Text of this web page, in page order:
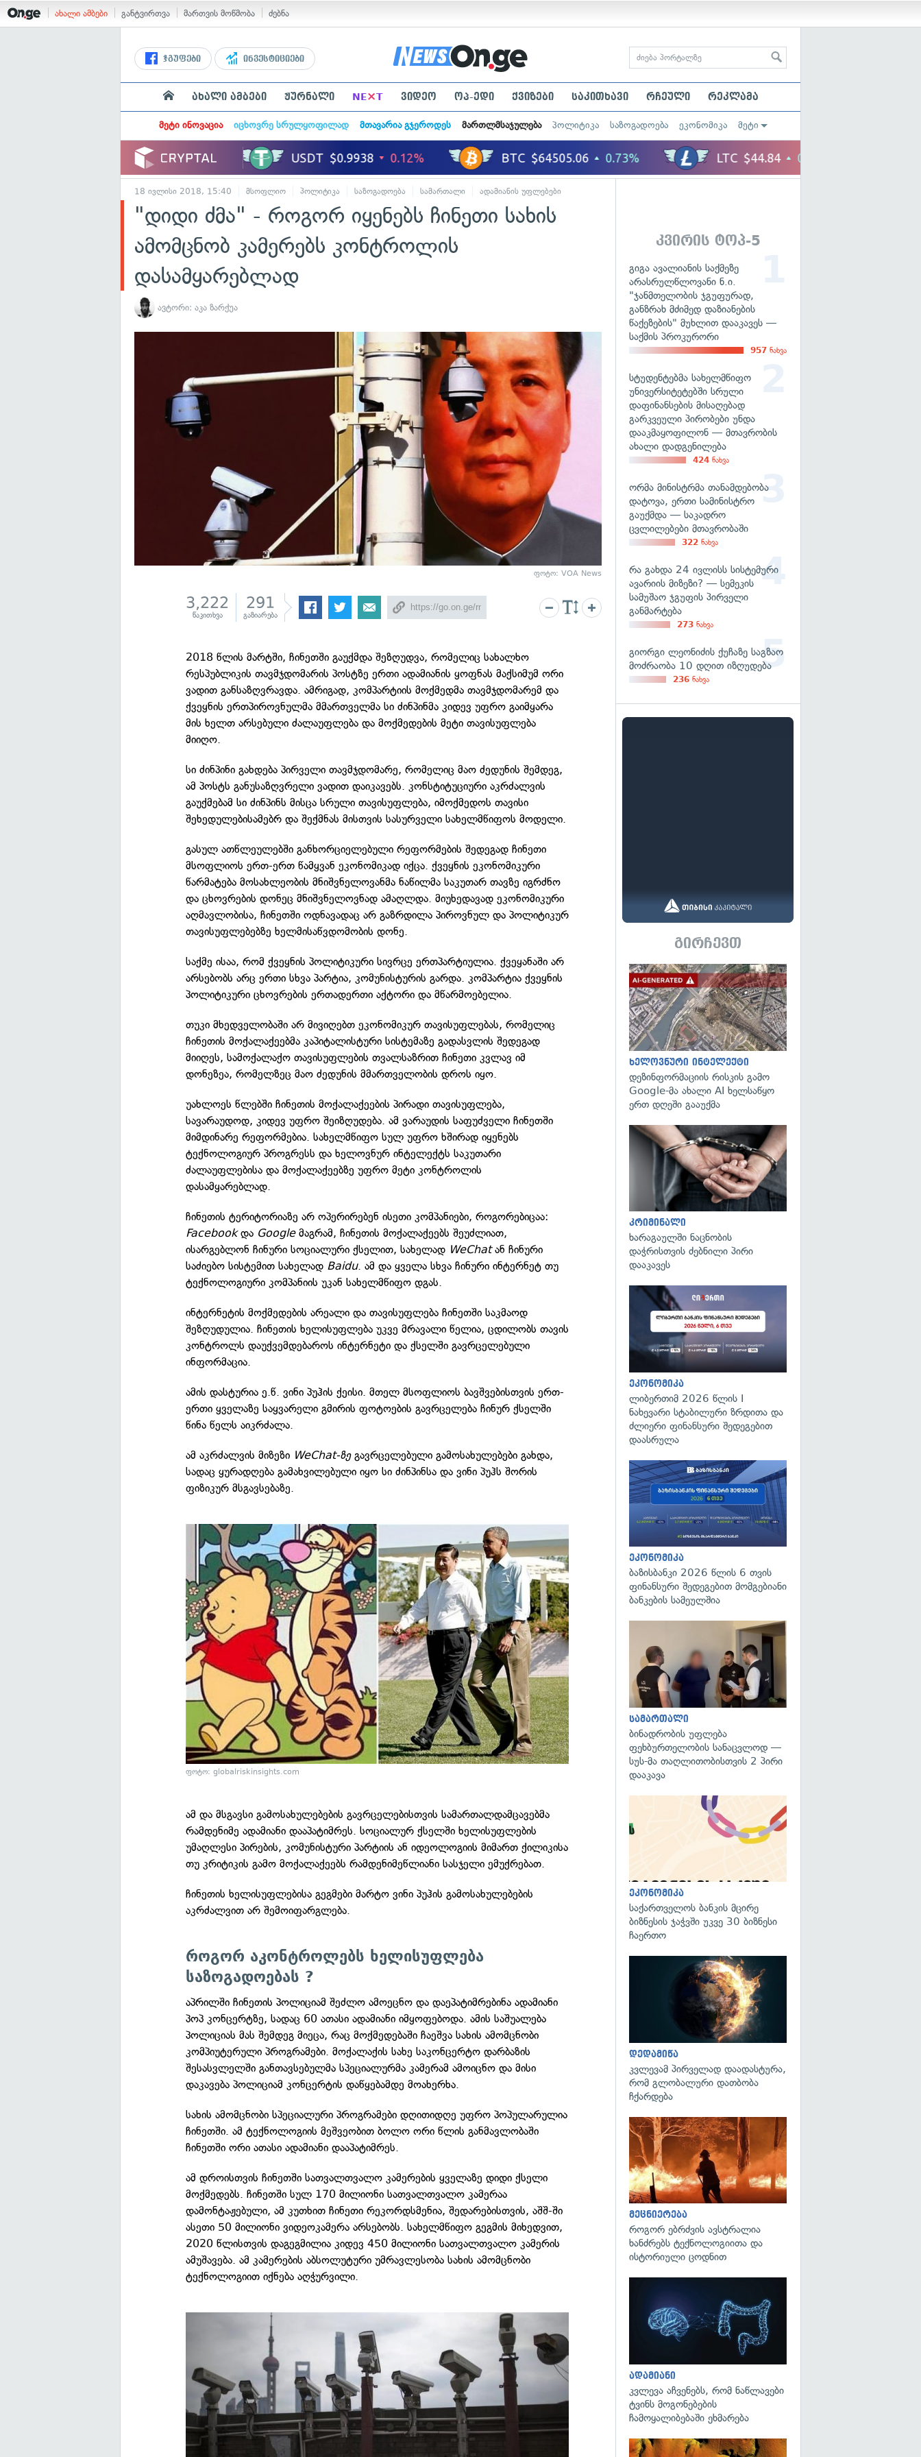
ახალი ამბები განტვირთვა მართვის მოწმობა ძებნა
ჯგუფები ინვესტიციები
ახალი ამბები ჟურნალი NE×T ვიდეო ოპ-ედი ქვიზები საკითხავი რჩეული რეკლამა
მეტი ინოვაცია იცხოვრე სრულყოფილად მთავარია გჯეროდეს მართლმსაჯულება პოლიტიკა საზოგადოება ეკონომიკა მეტი
18 ივლისი 2018, 15:40 მსოფლიო პოლიტიკა საზოგადოება სამართალი ადამიანის უფლებები
"დიდი ძმა" - როგორ იყენებს ჩინეთი სახის
ამომცნობ კამერებს კონტროლის
დასამყარებლად
ავტორი: აკა ზარქუა
ფოტო: VOA News
3,222
წაკითხვა
291
გაზიარება
2018 წლის მარტში, ჩინეთში გაუქმდა შეზღუდვა, რომელიც სახალხო
რესპუბლიკის თავმჯდომარის პოსტზე ერთი ადამიანის ყოფნას მაქსიმუმ ორი
ვადით განსაზღვრავდა. ამრიგად, კომპარტიის მოქმედმა თავმჯდომარემ და
ქვეყნის ერთპიროვნულმა მმართველმა სი ძინპინმა კიდევ უფრო გაიმყარა
მის ხელთ არსებული ძალაუფლება და მოქმედების მეტი თავისუფლება
მიიღო.
სი ძინპინი გახდება პირველი თავმჯდომარე, რომელიც მაო ძედუნის შემდეგ,
ამ პოსტს განუსაზღვრელი ვადით დაიკავებს. კონსტიტუციური აკრძალვის
გაუქმებამ სი ძინპინს მისცა სრული თავისუფლება, იმოქმედოს თავისი
შეხედულებისამებრ და შექმნას მისთვის სასურველი სახელმწიფოს მოდელი.
გასულ ათწლეულებში განხორციელებული რეფორმების შედეგად ჩინეთი
მსოფლიოს ერთ-ერთ წამყვან ეკონომიკად იქცა. ქვეყნის ეკონომიკური
წარმატება მოსახლეობის მნიშვნელოვანმა ნაწილმა საკუთარ თავზე იგრძნო
და ცხოვრების დონეც მნიშვნელოვნად ამაღლდა. მიუხედავად ეკონომიკური
აღმავლობისა, ჩინეთში ოდნავადაც არ გაზრდილა პიროვნულ და პოლიტიკურ
თავისუფლებებზე ხელმისაწვდომობის დონე.
საქმე ისაა, რომ ქვეყნის პოლიტიკური სივრცე ერთპარტიულია. ქვეყანაში არ
არსებობს არც ერთი სხვა პარტია, კომუნისტურის გარდა. კომპარტია ქვეყნის
პოლიტიკური ცხოვრების ერთადერთი აქტორი და მწარმოებელია.
თუკი მხედველობაში არ მივიღებთ ეკონომიკურ თავისუფლებას, რომელიც
ჩინეთის მოქალაქეებმა კაპიტალისტური სისტემაზე გადასვლის შედეგად
მიიღეს, სამოქალაქო თავისუფლების თვალსაზრით ჩინეთი კვლავ იმ
დონეზეა, რომელზეც მაო ძედუნის მმართველობის დროს იყო.
უახლოეს წლებში ჩინეთის მოქალაქეების პირადი თავისუფლება,
სავარაუდოდ, კიდევ უფრო შეიზღუდება. ამ ვარაუდის საფუძველი ჩინეთში
მიმდინარე რეფორმებია. სახელმწიფო სულ უფრო ხშირად იყენებს
ტექნოლოგიურ პროგრესს და ხელოვნურ ინტელექტს საკუთარი
ძალაუფლებისა და მოქალაქეებზე უფრო მეტი კონტროლის
დასამყარებლად.
ჩინეთის ტერიტორიაზე არ ოპერირებენ ისეთი კომპანიები, როგორებიცაა:
Facebookდა Googleმაგრამ, ჩინეთის მოქალაქეებს შეუძლიათ,
ისარგებლონ ჩინური სოციალური ქსელით, სახელად WeChatან ჩინური
საძიებო სისტემით სახელად Baidu. ამ და ყველა სხვა ჩინური ინტერნეტ თუ
ტექნოლოგიური კომპანიის უკან სახელმწიფო დგას.
ინტერნეტის მოქმედების არეალი და თავისუფლება ჩინეთში საკმაოდ
შეზღუდულია. ჩინეთის ხელისუფლება უკვე მრავალი წელია, ცდილობს თავის
კონტროლს დაუქვემდებაროს ინტერნეტი და ქსელში გავრცელებული
ინფორმაცია.
ამის დასტურია ე.წ. ვინი პუჰის ქეისი. მთელ მსოფლიოს ბავშვებისთვის ერთ-
ერთი ყველაზე საყვარელი გმირის ფოტოების გავრცელება ჩინურ ქსელში
წინა წელს აიკრძალა.
ამ აკრძალვის მიზეზი WeChat-ზეგავრცელებული გამოსახულებები გახდა,
სადაც ყურადღება გამახვილებული იყო სი ძინპინსა და ვინი პუჰს შორის
ფიზიკურ მსგავსებაზე.
ფოტო: globalriskinsights.com
ამ და მსგავსი გამოსახულებების გავრცელებისთვის სამართალდამცავებმა
რამდენიმე ადამიანი დააპატიმრეს. სოციალურ ქსელში ხელისუფლების
უმაღლესი პირების, კომუნისტური პარტიის ან იდეოლოგიის მიმართ ქილიკისა
თუ კრიტიკის გამო მოქალაქეებს რამდენიმეწლიანი სასჯელი ემუქრებათ.
ჩინეთის ხელისუფლებისა გეგმები მარტო ვინი პუჰის გამოსახულებების
აკრძალვით არ შემოიფარგლება.
როგორ აკონტროლებს ხელისუფლება
საზოგადოებას ?
აპრილში ჩინეთის პოლიციამ შეძლო ამოეცნო და დაეპატიმრებინა ადამიანი
პოპ კონცერტზე, სადაც 60 ათასი ადამიანი იმყოფებოდა. ამის საშუალება
პოლიციას მას შემდეგ მიეცა, რაც მოქმედებაში ჩაეშვა სახის ამომცნობი
კომპიუტერული პროგრამები. მოქალაქის სახე საკონცერტო დარბაზის
შესასვლელში განთავსებულმა სპეციალურმა კამერამ ამოიცნო და მისი
დაკავება პოლიციამ კონცერტის დაწყებამდე მოახერხა.
სახის ამომცნობი სპეციალური პროგრამები დღითიდღე უფრო პოპულარულია
ჩინეთში. ამ ტექნოლოგიის მეშვეობით ბოლო ორი წლის განმავლობაში
ჩინეთში ორი ათასი ადამიანი დააპატიმრეს.
ამ დროისთვის ჩინეთში სათვალთვალო კამერების ყველაზე დიდი ქსელი
მოქმედებს. ჩინეთში სულ 170 მილიონი სათვალთვალო კამერაა
დამონტაჟებული, ამ კუთხით ჩინეთი რეკორდსმენია, შედარებისთვის, აშშ-ში
ასეთი 50 მილიონი ვიდეოკამერა არსებობს. სახელმწიფო გეგმის მიხედვით,
2020 წლისთვის დაგეგმილია კიდევ 450 მილიონი სათვალთვალო კამერის
ამუშავება. ამ კამერების აბსოლუტური უმრავლესობა სახის ამომცნობი
ტექნოლოგიით იქნება აღჭურვილი.
კვირის ტოპ-5
გიგა ავალიანის საქმეზე
არასრულწლოვანი ნ.ი.
"ჯანმთელობის ჯგუფურად,
განზრახ მძიმედ დაზიანების
წაქეზების" მუხლით დააკავეს —
საქმის პროკურორი
957 ნახვა
სტუდენტებმა სახელმწიფო
უნივერსიტეტებში სრული
დაფინანსების მისაღებად
გარკვეული პირობები უნდა
დააკმაყოფილონ — მთავრობის
ახალი დადგენილება
424 ნახვა
ორმა მინისტრმა თანამდებობა
დატოვა, ერთი სამინისტრო
გაუქმდა — საკადრო
ცვლილებები მთავრობაში
322 ნახვა
რა გახდა 24 ივლისს სისტემური
ავარიის მიზეზი? — სემეკის
სამუშაო ჯგუფის პირველი
განმარტება
273 ნახვა
გიორგი ლეონიძის ქუჩაზე საგზაო
მოძრაობა 10 დღით იზღუდება
236 ნახვა
გირჩევთ
ხელოვნური ინტელექტი
დეზინფორმაციის რისკის გამო
Google-მა ახალი AI ხელსაწყო
ერთ დღეში გააუქმა
კრიმინალი
ხარაგაულში ნაცნობის
დაჭრისთვის ძებნილი პირი
დააკავეს
ეკონომიკა
ლიბერთიმ 2026 წლის I
ნახევარი სტაბილური ზრდითა და
ძლიერი ფინანსური შედეგებით
დაასრულა
ეკონომიკა
ბაზისბანკი 2026 წლის 6 თვის
ფინანსური შედეგებით მომგებიანი
ბანკების სამეულშია
სამართალი
ბინადრობის უფლება
ფეხბურთელობის სანაცვლოდ —
სუს-მა თაღლითობისთვის 2 პირი
დააკავა
ეკონომიკა
საქართველოს ბანკის მცირე
ბიზნესის ჯაჭვში უკვე 30 ბიზნესი
ჩაერთო
დედამიწა
კვლევამ პირველად დაადასტურა,
რომ გლობალური დათბობა
ჩქარდება
მეცნიერება
როგორ ებრძვის ავსტრალია
ხანძრებს ტექნოლოგიითა და
ისტორიული ცოდნით
ადამიანი
კვლევა აჩვენებს, რომ ნაწლავები
ტვინს მოგონებების
ჩამოყალიბებაში ეხმარება